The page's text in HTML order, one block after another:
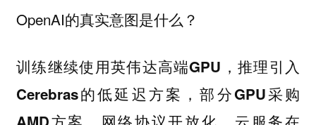
OpenAI的真实意图是什么？
训练继续使用英伟达高端GPU，推理引入
Cerebras的低延迟方案，部分GPU采购
AMD方案，网络协议开放化，云服务在